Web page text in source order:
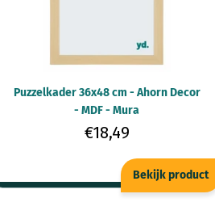
Puzzelkader 36x48 cm - Ahorn Decor
- MDF - Mura
€18,49
Bekijk product